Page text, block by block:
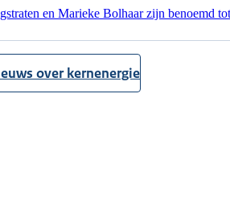
en Marieke Bolhaar zijn benoemd
over kernenergie